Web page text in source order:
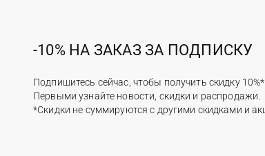
-10% НА ЗАКАЗ ЗА ПОДПИСКУ
Подпишитесь сейчас, чтобы получить скидку
Первыми узнайте новости, скидки и распродажи.
*Скидки не суммируются с другими скидками и